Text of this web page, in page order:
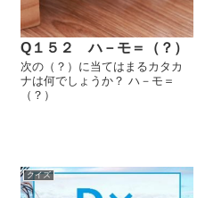
Q１５２ ハ－モ＝（？）
次の（？）に当てはまるカタカ
ナは何でしょうか？ ハ－モ＝
（？）
クイズ